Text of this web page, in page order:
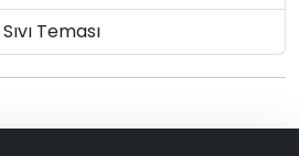
Sıvı Teması